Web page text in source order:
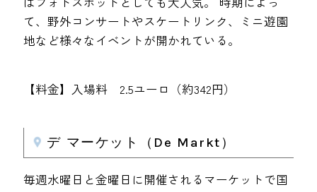
て、野外コンサートやスケートリンク、ミニ遊園
地など様々なイベントが開かれている。
【料金】入場料 2.5ユーロ（約342円）
デ マーケット（De Markt）
毎週水曜日と金曜日に開催されるマーケットで国